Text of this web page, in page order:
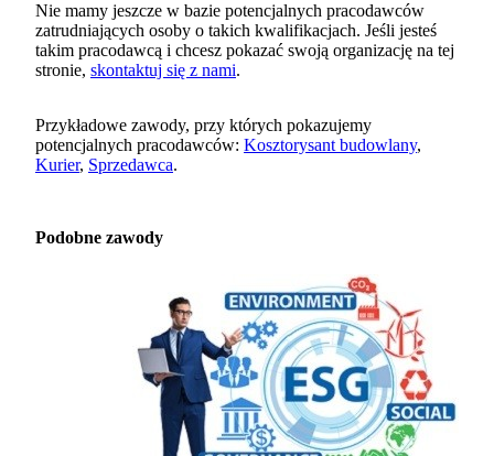
Nie mamy jeszcze w bazie potencjalnych pracodawców
zatrudniających osoby o takich kwalifikacjach. Jeśli jesteś
takim pracodawcą i chcesz pokazać swoją organizację na tej
stronie, skontaktuj się z nami.
Przykładowe zawody, przy których pokazujemy
potencjalnych pracodawców: Kosztorysant budowlany,
Kurier, Sprzedawca.
Podobne zawody